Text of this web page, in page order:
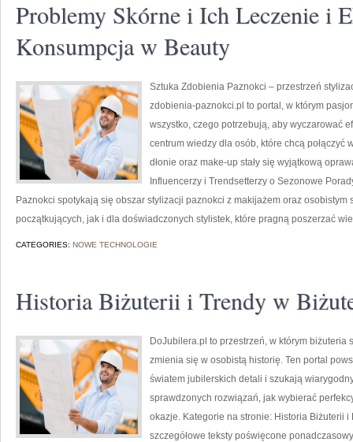
Problemy Skórne i Ich Leczenie i
Konsumpcja w Beauty
Sztuka Zdobienia Paznokci – przestrzeń
zdobienia-paznokci.pl to portal, w którym
wszystko, czego potrzebują, aby wyczarować
centrum wiedzy dla osób, które chcą
dłonie oraz make-up stały się wyjątkową
Influencerzy i Trendsetterzy o Sezonowe
Paznokci spotykają się obszar stylizacji paznokci z makijażem oraz osobistym
początkujących, jak i dla doświadczonych stylistek, które pragną poszerzać
CATEGORIES: NOWE TECHNOLOGIE
Historia Biżuterii i Trendy w
DoJubilera.pl to przestrzeń, w którym
zmienia się w osobistą historię. Ten portal
światem jubilerskich detali i szukają
sprawdzonych rozwiązań, jak wybierać
okazje. Kategorie na stronie: Historia Biżuterii
szczegółowe teksty poświęcone